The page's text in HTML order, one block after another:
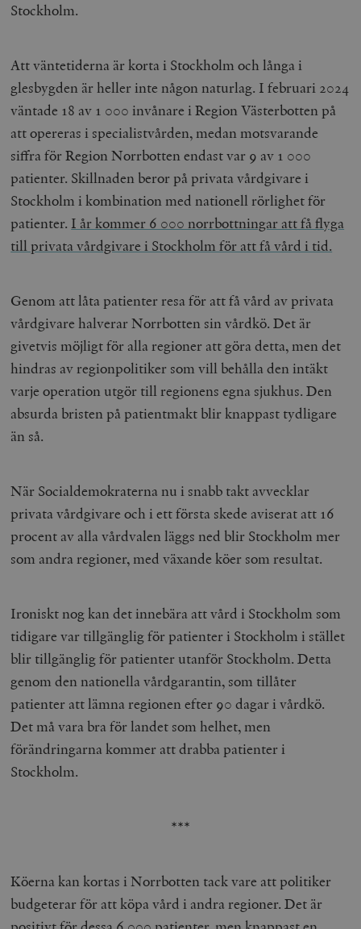
Stockholm.
Att väntetiderna är korta i Stockholm och långa i
glesbygden är heller inte någon naturlag. I februari 2024
väntade 18 av 1 000 invånare i Region Västerbotten på
att opereras i specialistvården, medan motsvarande
siffra för Region Norrbotten endast var 9 av 1 000
patienter. Skillnaden beror på privata vårdgivare i
Stockholm i kombination med nationell rörlighet för
patienter. I år kommer 6 000 norrbottningar att få flyga
till privata vårdgivare i Stockholm för att få vård i tid.
Genom att låta patienter resa för att få vård av privata
vårdgivare halverar Norrbotten sin vårdkö. Det är
givetvis möjligt för alla regioner att göra detta, men det
hindras av regionpolitiker som vill behålla den intäkt
varje operation utgör till regionens egna sjukhus. Den
absurda bristen på patientmakt blir knappast tydligare
än så.
När Socialdemokraterna nu i snabb takt avvecklar
privata vårdgivare och i ett första skede aviserat att 16
procent av alla vårdvalen läggs ned blir Stockholm mer
som andra regioner, med växande köer som resultat.
Ironiskt nog kan det innebära att vård i Stockholm som
tidigare var tillgänglig för patienter i Stockholm i stället
blir tillgänglig för patienter utanför Stockholm. Detta
genom den nationella vårdgarantin, som tillåter
patienter att lämna regionen efter 90 dagar i vårdkö.
Det må vara bra för landet som helhet, men
förändringarna kommer att drabba patienter i
Stockholm.
***
Köerna kan kortas i Norrbotten tack vare att politiker
budgeterar för att köpa vård i andra regioner. Det är